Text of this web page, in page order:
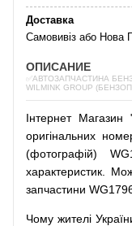
Доставка
Самовивіз або Нова
ОПИСАНИЕ
✅АВТОЗАПЧАСТИНА
WILMINK GROUP
Інтернет Магазин
оригінальних
(фотографій)
характеристик.
запчастини
Чому жителі